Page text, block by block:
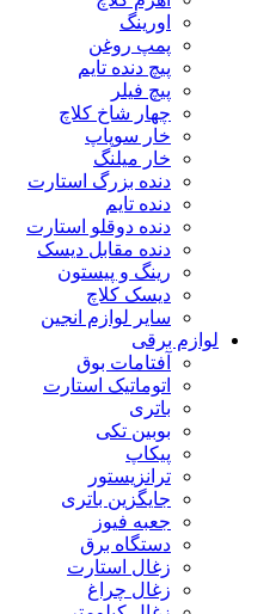
اورینگ
پمپ روغن
پیچ دنده تایم
پیچ فیلر
چهار شاخ کلاچ
خار سوپاپ
خار میلنگ
دنده بزرگ استارت
دنده تایم
دنده دوقلو استارت
دنده مقابل دیسک
رینگ و پیستون
دیسک کلاچ
سایر لوازم انجین
لوازم برقی
آفتامات بوق
اتوماتیک استارت
باتری
بوبین تکی
پیکاپ
ترانزیستور
جایگزین باتری
جعبه فیوز
دستگاه برق
زغال استارت
زغال چراغ